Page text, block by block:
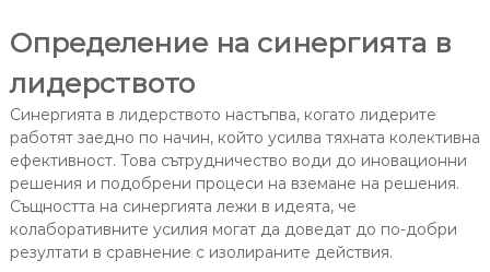
Определение на синергията в
лидерството
Синергията в лидерството настъпва, когато лидерите
работят заедно по начин, който усилва тяхната колективна
ефективност. Това сътрудничество води до иновационни
решения и подобрени процеси на вземане на решения.
Същността на синергията лежи в идеята, че
колаборативните усилия могат да доведат до по-добри
резултати в сравнение с изолираните действия.